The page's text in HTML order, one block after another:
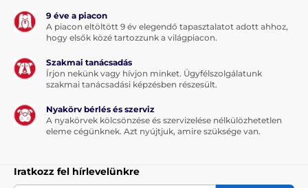
A szalag kényelmesebb formája a sétáltatásnak és
szakítószilárdságú anyagból készült. A szövet kiválóan
(szalagfeltekerő) mechanizmus biztosítja a szalag
akadálymentes feltekerését - a szalag nem szorul be
és nem akad el.
A póráz vitathatatlan előnye a design, mely nemcsak
hogy stílusos, de a kényelmét is biztosítja! A
karabiner segítségével csatlakoztató a pórázhoz.
9 éve a piacon
A piacon eltöltött 9 év elegendő tapasztalatot adott ahhoz,
hogy elsők közé tartozzunk a világpiacon.
Szakmai tanácsadás
Írjon nekünk vagy hívjon minket. Ügyfélszolgálatunk
szakmai tanácsadási képzésben részesült.
Nyakörv bérlés és szerviz
A nyakörvek kölcsönzése és szervizelése nélkülözhetetlen
eleme cégünknek. Azt nyújtjuk, amire szüksége van.
Iratkozz fel hírlevelünkre